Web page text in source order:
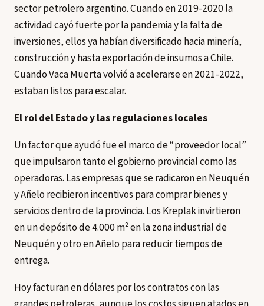
sector petrolero argentino. Cuando en 2019-2020 la
actividad cayó fuerte por la pandemia y la falta de
inversiones, ellos ya habían diversificado hacia minería,
construcción y hasta exportación de insumos a Chile.
Cuando Vaca Muerta volvió a acelerarse en 2021-2022,
estaban listos para escalar.
El rol del Estado y las regulaciones locales
Un factor que ayudó fue el marco de “proveedor local”
que impulsaron tanto el gobierno provincial como las
operadoras. Las empresas que se radicaron en Neuquén
y Añelo recibieron incentivos para comprar bienes y
servicios dentro de la provincia. Los Kreplak invirtieron
en un depósito de 4.000 m² en la zona industrial de
Neuquén y otro en Añelo para reducir tiempos de
entrega.
Hoy facturan en dólares por los contratos con las